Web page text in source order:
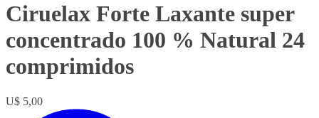
Ciruelax Forte Laxante super
concentrado 100 % Natural 24
comprimidos
U$ 5,00